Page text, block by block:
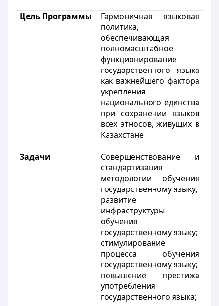
Цель Программы
Гармоничная языковая
политика,
обеспечивающая
полномасштабное
функционирование
государственного языка
как важнейшего фактора
укрепления
национального единства
при сохранении языков
всех этносов, живущих в
Казахстане
Задачи
Совершенствование и
стандартизация
методологии обучения
государственному языку;
развитие
инфраструктуры
обучения
государственному языку;
стимулирование
процесса обучения
государственному языку;
повышение престижа
употребления
государственного языка;